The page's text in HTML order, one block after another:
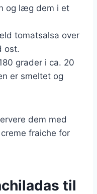
og læg dem i et
tomatsalsa over
ost.
grader i ca. 20
er smeltet og
dem med
fraiche for
til